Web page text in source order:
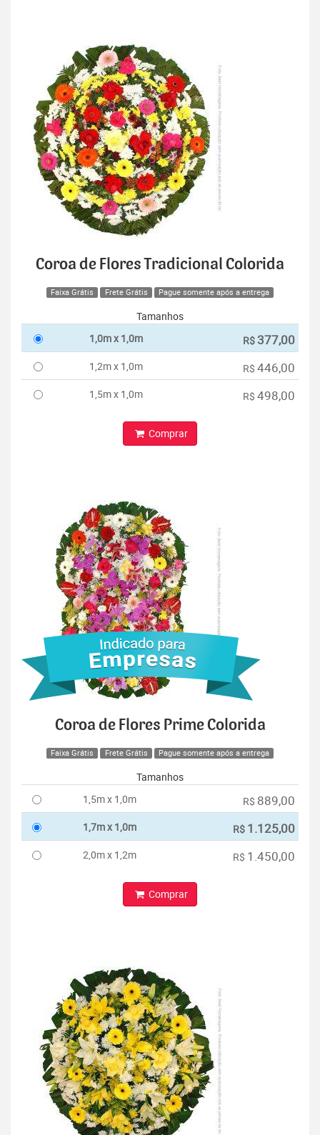
Coroa de Flores Tradicional Colorida
Faixa Grátis Frete Grátis Pague somente após a entrega
Tamanhos
1,0m x 1,0m
R$ 377,00
1,2m x 1,0m R$ 446,00
1,5m x 1,0m R$ 498,00
Comprar
Coroa de Flores Prime Colorida
Faixa Grátis Frete Grátis Pague somente após a entrega
Tamanhos
1,5m x 1,0m
R$ 889,00
1,7m x 1,0m R$ 1.125,00
2,0m x 1,2m R$ 1.450,00
Comprar